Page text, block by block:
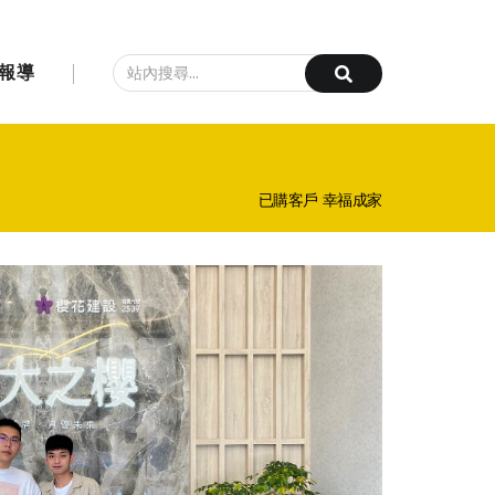
導
已購客戶 幸福成家